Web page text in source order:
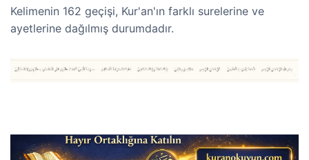
Kelimenin 162 geçişi, Kur'an'ın farklı surelerine ve
ayetlerine dağılmış durumdadır.